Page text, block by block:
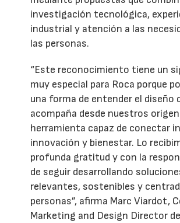
investigación tecnológica,
industrial y atención a las
las personas.
“Este reconocimiento tiene un
muy especial para Roca porque
una forma de entender el diseño
acompaña desde nuestros
herramienta capaz de conectar
innovación y bienestar. Lo
profunda gratitud y con la
de seguir desarrollando
relevantes, sostenibles y
personas”, afirma Marc Viardot,
Marketing and Design Director